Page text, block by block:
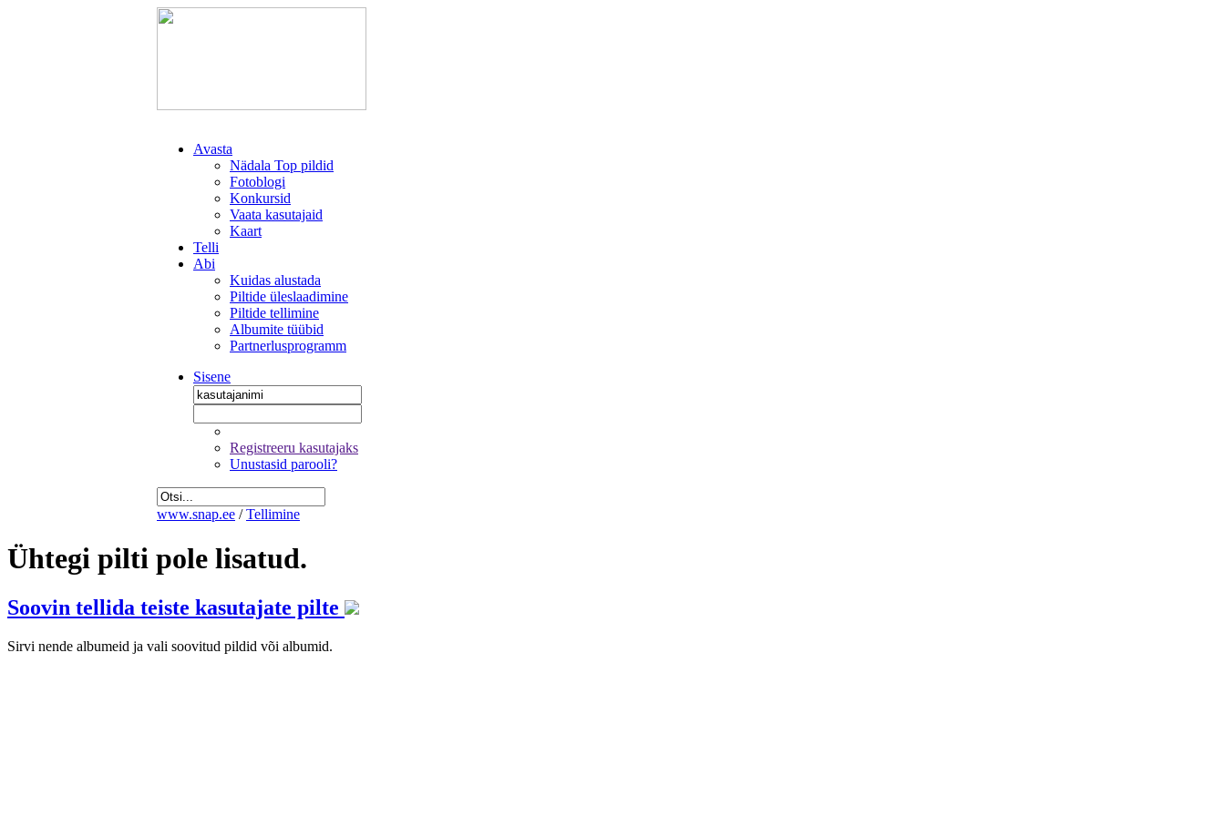
Avasta
Nädala Top pildid
Fotoblogi
Konkursid
Vaata kasutajaid
Kaart
Telli
Abi
Kuidas alustada
Piltide üleslaadimine
Piltide tellimine
Albumite tüübid
Partnerlusprogramm
Sisene
Registreeru kasutajaks
Unustasid parooli?
www.snap.ee / Tellimine
Ühtegi pilti pole lisatud.
Soovin tellida teiste kasutajate pilte
Sirvi nende albumeid ja vali soovitud pildid või albumid.